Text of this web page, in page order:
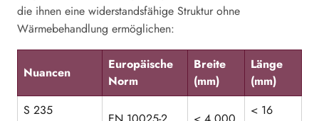
die ihnen eine widerstandsfähige Struktur ohne
Wärmebehandlung ermöglichen:
Nuancen
Europäische
Norm
Breite
(mm)
Länge
(mm)
S 235
< 16